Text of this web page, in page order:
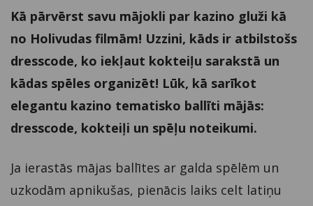
Kā pārvērst savu mājokli par kazino gluži kā
no Holivudas filmām! Uzzini, kāds ir atbilstošs
dresscode, ko iekļaut kokteiļu sarakstā un
kādas spēles organizēt! Lūk, kā sarīkot
elegantu kazino tematisko ballīti mājās:
dresscode, kokteiļi un spēļu noteikumi.
Ja ierastās mājas ballītes ar galda spēlēm un
uzkodām apnikušas, pienācis laiks celt latiņu